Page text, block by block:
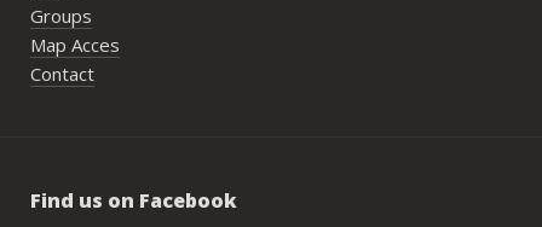
recommandations données sur place
piscine, nature, tranquillité, nombreux
Groups
Map Acces
Contact
Find us on Facebook